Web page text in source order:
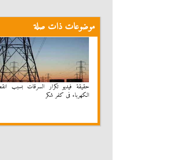
موضوعات ذات صلة
حقيقة فيديو تكرار السرقات بسبب
الكهرباء فى كفر شكر